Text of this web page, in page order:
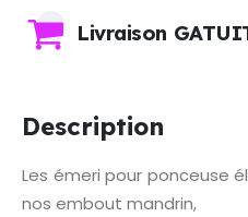
Livraison
Description
Les émeri pour ponceuse
nos embout mandrin,